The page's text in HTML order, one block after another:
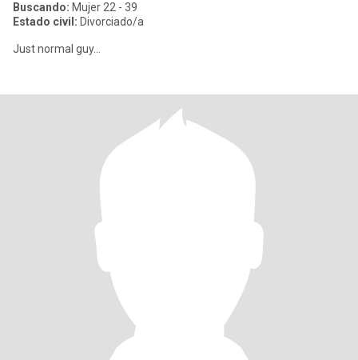
Buscando: Mujer 22 - 39
Estado civil: Divorciado/a
Just normal guy...